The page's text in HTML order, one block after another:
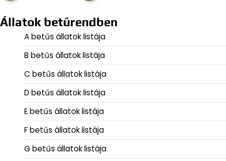
Állatok betűrendben
A betűs állatok listája
B betűs állatok listája
C betűs állatok listája
D betűs állatok listája
E betűs állatok listája
F betűs állatok listája
G betűs állatok listája